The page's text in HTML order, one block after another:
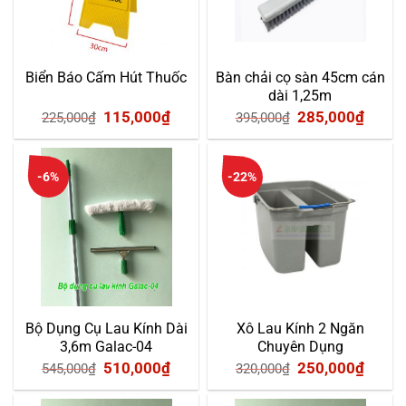
Biển Báo Cấm Hút Thuốc
225,000₫ Giá
gốc
225,000₫.
115,000₫Giá
hiện
Bàn chải cọ sàn 45cm cán
dài 1,25m
395,000₫ Giá
gốc
395,000₫.
285,000₫Giá
hiện
-6%
Bộ Dụng Cụ Lau Kính Dài
3,6m Galac-04
545,000₫ Giá
gốc
510,000₫Giá
hiện
-22%
Xô Lau Kính 2 Ngăn
Chuyên Dụng
320,000₫ Giá
gốc
250,000₫Giá
hiện